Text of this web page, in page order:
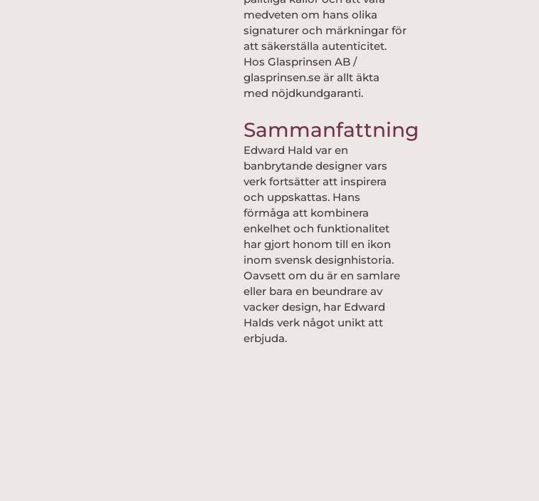
medveten om hans olika
signaturer och märkningar för
att säkerställa autenticitet.
Hos Glasprinsen AB /
glasprinsen.se är allt äkta
med nöjdkundgaranti.
Sammanfattning
Edward Hald var en
banbrytande designer vars
verk fortsätter att inspirera
och uppskattas. Hans
förmåga att kombinera
enkelhet och funktionalitet
har gjort honom till en ikon
inom svensk designhistoria.
Oavsett om du är en samlare
eller bara en beundrare av
vacker design, har Edward
Halds verk något unikt att
erbjuda.